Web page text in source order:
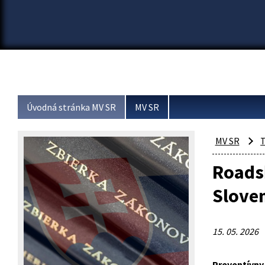
Úvodná stránka MV SR MV SR
MV SR
15. 05. 2026